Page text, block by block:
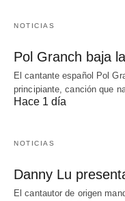
NOTICIAS
Pol Granch baja
El cantante español Pol
principiante, canción que
Hace 1 día
NOTICIAS
Danny Lu
El cantautor de origen